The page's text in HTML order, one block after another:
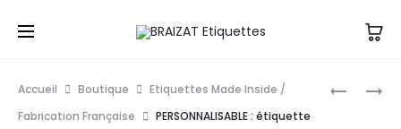
Accueil Boutique
Etiquettes Made Inside /
Fabrication Française
PERSONNALISABLE : étiquette